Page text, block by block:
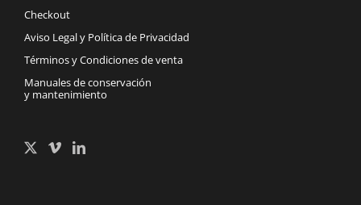
Checkout
Aviso Legal y Política de Privacidad
Términos y Condiciones de venta
Manuales de conservación
y mantenimiento